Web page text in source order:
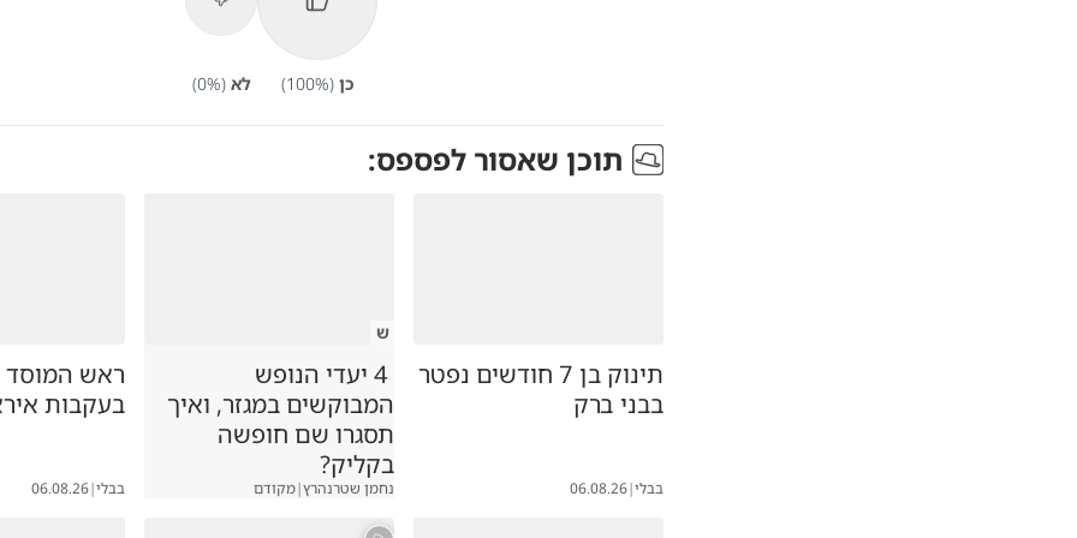
כן (
100%) לא (
0%)
תוכן שאסור לפספס:
תינוק בן 7 חודשים נפטר
בבני ברק
בבלי|
06.08.26
ש
4 יעדי הנופש
המבוקשים במגזר, ואיך
תסגרו שם חופשה
בקליק?
נחמן שטרנהרץ|מקודם
ראש המוסד
בעקבות
בבלי|
06.08.26